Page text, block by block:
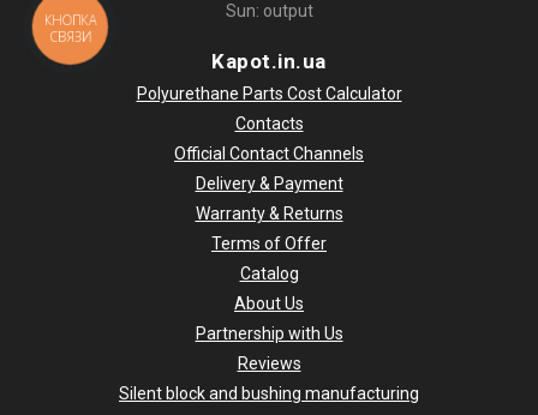
Sun: output
Kapot.in.ua
Polyurethane Parts Cost Calculator
Contacts
Official Contact Channels
Delivery & Payment
Warranty & Returns
Terms of Offer
Catalog
About Us
Partnership with Us
Reviews
Silent block and bushing manufacturing
КНОПКА
СВЯЗИ